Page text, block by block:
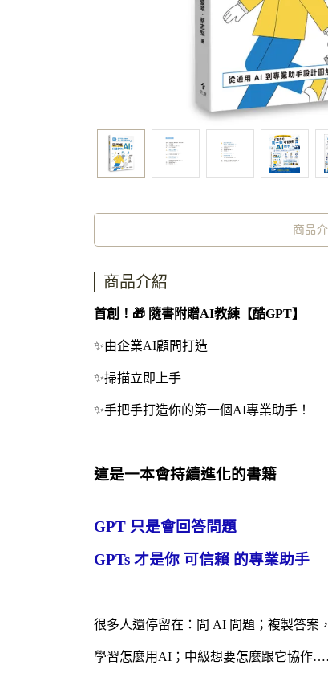
商品
商品介紹
首創！ 🎁 隨書附贈AI教練【酷GPT】
✨由企業AI顧問打造
✨掃描立即上手
✨手把手打造你的第一個AI專業助手！
這是一本會持續進化的書籍
GPT 只是會回答問題
GPTs 才是你 可信賴 的專業助手
很多人還停留在：問 AI 問題；複製答案
學習怎麼用AI；中級想要怎麼跟它協作